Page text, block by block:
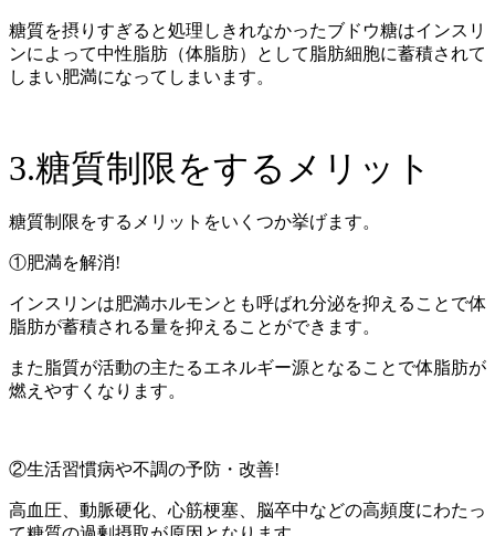
糖質を摂りすぎると処理しきれなかったブドウ糖はインスリ
ンによって中性脂肪（体脂肪）として脂肪細胞に蓄積されて
しまい肥満になってしまいます。
3.糖質制限をするメリット
糖質制限をするメリットをいくつか挙げます。
①肥満を解消!
インスリンは肥満ホルモンとも呼ばれ分泌を抑えることで体
脂肪が蓄積される量を抑えることができます。
また脂質が活動の主たるエネルギー源となることで体脂肪が
燃えやすくなります。
②生活習慣病や不調の予防・改善!
高血圧、動脈硬化、心筋梗塞、脳卒中などの高頻度にわたっ